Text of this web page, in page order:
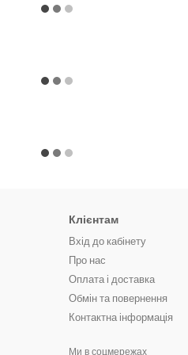
Клієнтам
Вхід до кабінету
Про нас
Оплата і доставка
Обмін та повернення
Контактна інформація
Ми в соцмережах